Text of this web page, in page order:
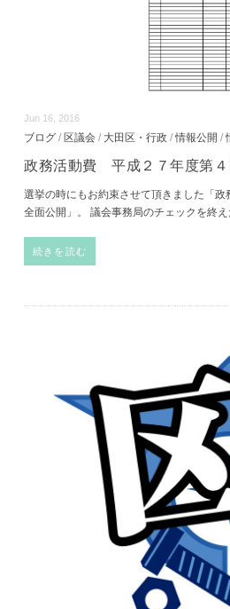
Jun 16, 2016
ブログ /区議会 / 大田区・行政 /情報公開 /
政務活動費 平成２７年度第４
選挙の時にもお約束させて頂きました「
全面公開」。 議会事務局のチェックを終
続きを読む